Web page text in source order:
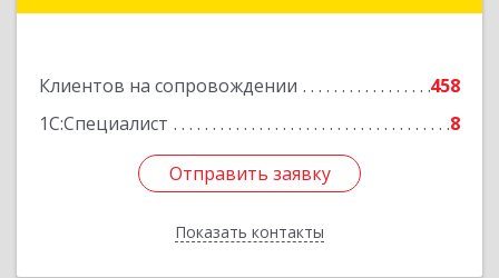
Клиентов на сопровождении
458
1С:Специалист
8
Отправить заявку
Показать контакты
Подробнее
Отправить заявку
Назад